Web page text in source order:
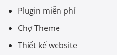
Plugin miễn phí
Chợ Theme
Thiết kế website